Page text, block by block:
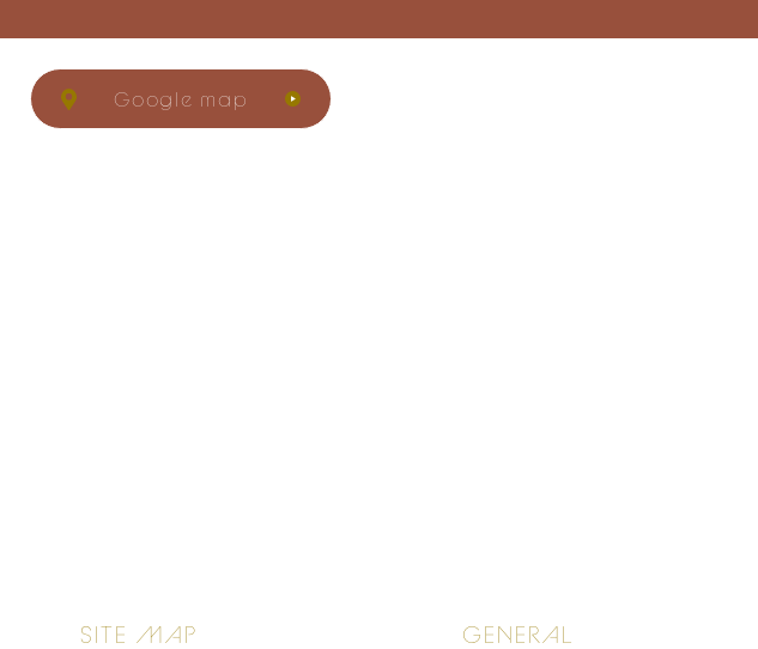
Google map
SITE MAP GENERAL